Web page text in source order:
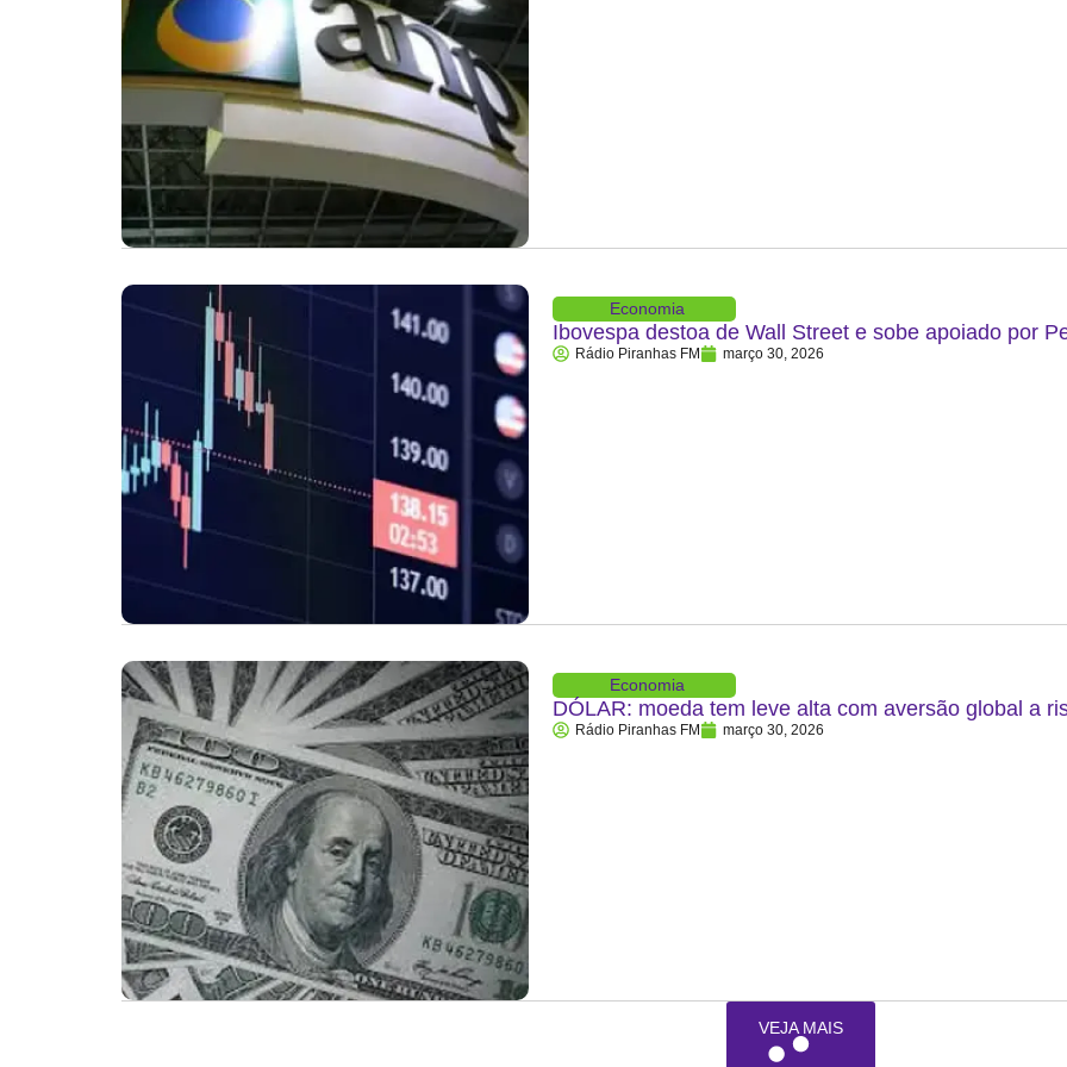
Economia
Ibovespa destoa de Wall Street e sobe apoiado por
Rádio Piranhas FM março 30, 2026
Economia
DÓLAR: moeda tem leve alta com aversão global a
Rádio Piranhas FM março 30, 2026
VEJA MAIS